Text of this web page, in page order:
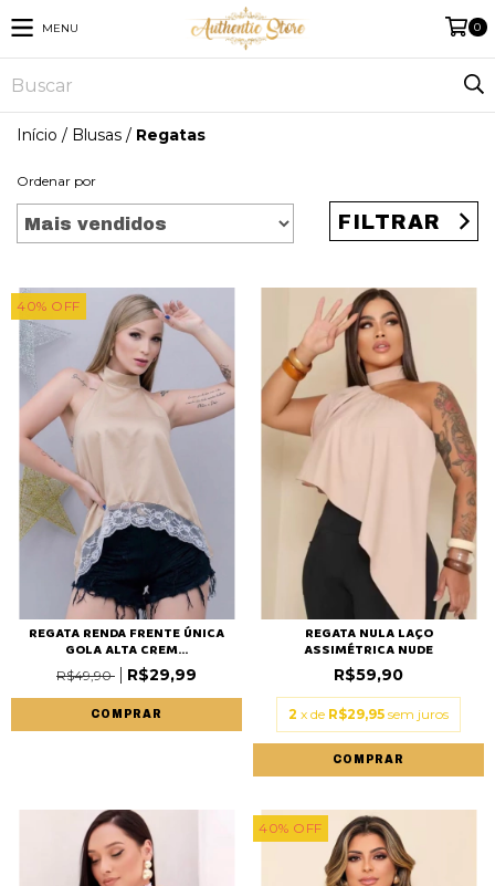
MENU 0
Início / Blusas / Regatas
Ordenar por
FILTRAR
40% OFF
REGATA RENDA FRENTE ÚNICA
GOLA ALTA CREM...
R$49,90 R$29,99
COMPRAR
REGATA NULA LAÇO
ASSIMÉTRICA NUDE
R$59,90
2 x de R$29,95 sem juros
COMPRAR
40% OFF